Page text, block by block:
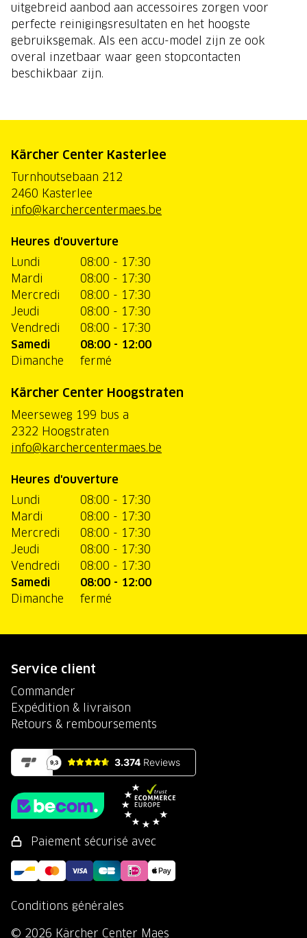
uitgebreid aanbod aan accessoires zorgen voor
perfecte reinigingsresultaten en het hoogste
gebruiksgemak. Als een accu-model zijn ze ook
overal inzetbaar waar geen stopcontacten
beschikbaar zijn.
Kärcher Center Kasterlee
Turnhoutsebaan 212
2460 Kasterlee
info@karchercentermaes.be
Heures d'ouverture
Lundi
08:00 - 17:30
Mardi
08:00 - 17:30
Mercredi
08:00 - 17:30
Jeudi
08:00 - 17:30
Vendredi
08:00 - 17:30
Samedi
08:00 - 12:00
Dimanche
fermé
Kärcher Center Hoogstraten
Meerseweg 199 bus a
2322 Hoogstraten
info@karchercentermaes.be
Heures d'ouverture
Lundi
08:00 - 17:30
Mardi
08:00 - 17:30
Mercredi
08:00 - 17:30
Jeudi
08:00 - 17:30
Vendredi
08:00 - 17:30
Samedi
08:00 - 12:00
Dimanche
fermé
Service client
Commander
Expédition & livraison
Retours & remboursements
Paiement sécurisé avec
Conditions générales
© 2026 Kärcher Center Maes